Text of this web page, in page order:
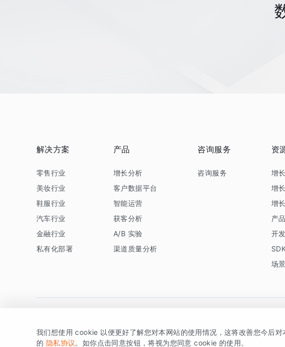
解决方案
零售行业
美妆行业
鞋服行业
汽车行业
金融行业
私有化部署
产品
增长分析
客户数据平台
智能运营
获客分析
A/B 实验
渠道质量分析
咨询服务
咨询服务
资
增
增
增
产
开
场
版权所有 © 北京易数科技有限公司SDK相关说明 京ICP备15038330号
我们想使用 cookie 以便更好了解您对本网站的使用情况，这将改善您今后
的 隐私协议。如你点击同意按钮，将视为您同意 cookie 的使用。